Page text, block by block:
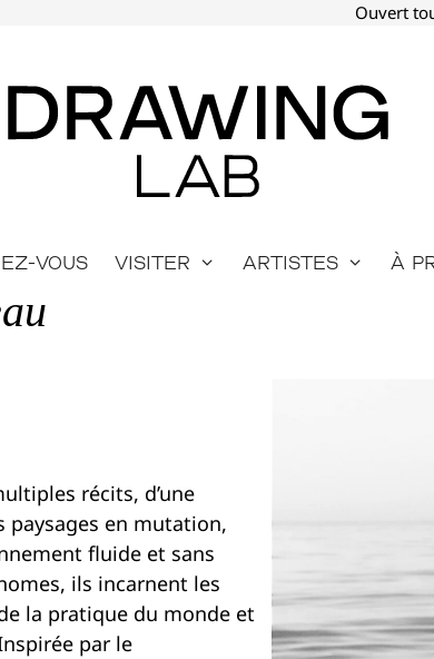
Ouvert
vous Visiter Artistes À
récits, d’une
paysages en mutation,
fluide et sans
ils incarnent les
la pratique du monde et
par le